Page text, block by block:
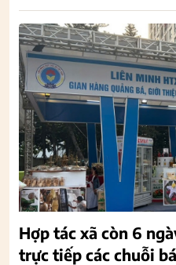
Hợp tác xã còn 6
trực tiếp các chuỗi